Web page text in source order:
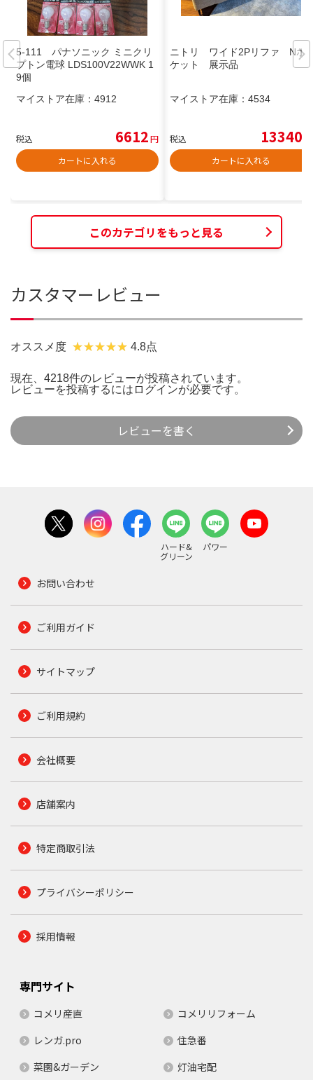
5-111 パナソニック ミニクリ
プトン電球 LDS100V22WWK 1
9個
マイストア在庫： 4912
税込 6612円
カートに入れる
ニトリ ワイド2Pリファ Nポ
ケット 展示品
マイストア在庫： 4534
税込 13340
カートに入れる
このカテゴリをもっと見る
カスタマーレビュー
オススメ度 4.8点
現在、4218件のレビューが投稿されています。
レビューを投稿するには ログインが必要です。
レビューを書く
ハード&
グリーン
パワー
お問い合わせ
ご利用ガイド
サイトマップ
ご利用規約
会社概要
店舗案内
特定商取引法
プライバシーポリシー
採用情報
専門サイト
コメリ産直
コメリリフォーム
レンガ.pro
住急番
菜園&ガーデン
灯油宅配